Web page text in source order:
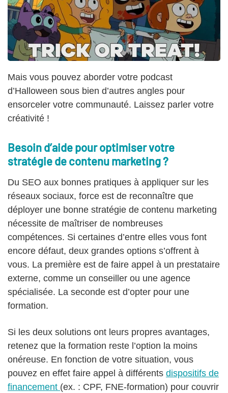
Mais vous pouvez aborder votre podcast
d’Halloween sous bien d’autres angles pour
ensorceler votre communauté. Laissez parler votre
créativité !
Besoin d’aide pour optimiser votre
stratégie de contenu marketing ?
Du SEO aux bonnes pratiques à appliquer sur les
réseaux sociaux, force est de reconnaître que
déployer une bonne stratégie de contenu marketing
nécessite de maîtriser de nombreuses
compétences. Si certaines d’entre elles vous font
encore défaut, deux grandes options s’offrent à
vous. La première est de faire appel à un prestataire
externe, comme un conseiller ou une agence
spécialisée. La seconde est d’opter pour une
formation.
Si les deux solutions ont leurs propres avantages,
retenez que la formation reste l’option la moins
onéreuse. En fonction de votre situation, vous
pouvez en effet faire appel à différents dispositifs de
financement (ex. : CPF, FNE-formation) pour couvrir